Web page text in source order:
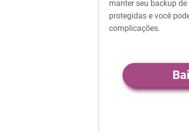
manter seu backup
protegidas e você
complicações.